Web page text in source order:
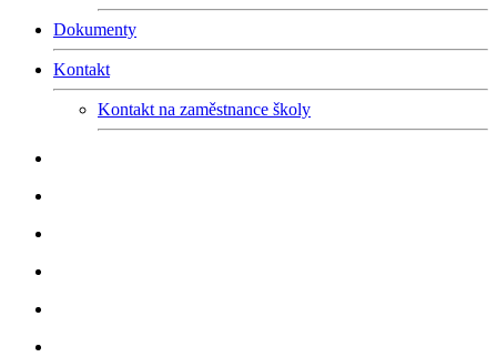
Dokumenty
Kontakt
Kontakt na zaměstnance školy